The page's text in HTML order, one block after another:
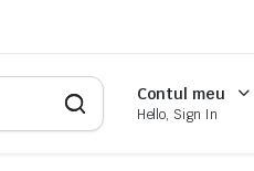
Contul meu
Hello, Sign In